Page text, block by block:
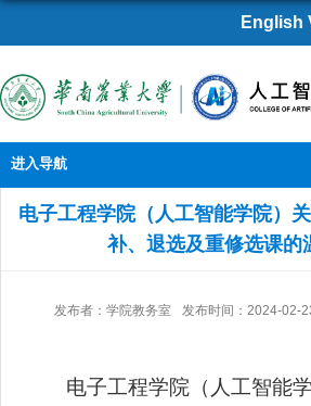
English
进入导航
电子工程学院（人工智能学院）
补、退选及重修选课的
发布者：学院教务室 发布时间：2024-02-
电子工程学院（人工智能